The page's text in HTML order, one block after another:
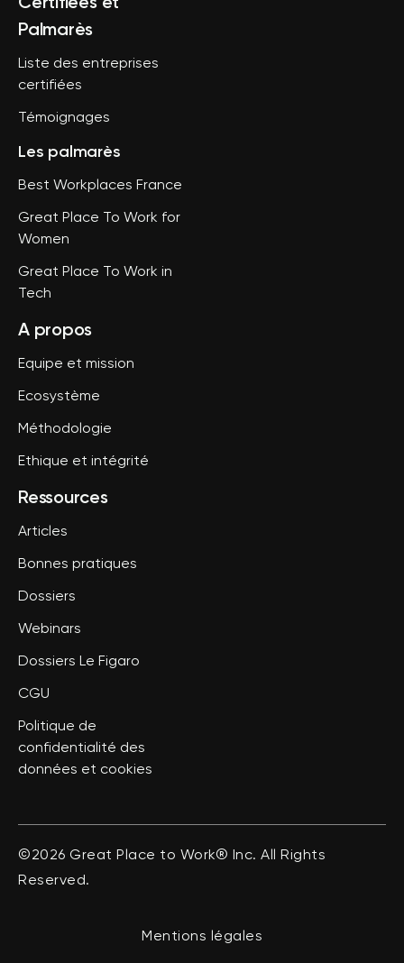
Palmarès
Liste des entreprises
certifiées
Témoignages
Les palmarès
Best Workplaces France
Great Place To Work for
Women
Great Place To Work in
Tech
A propos
Equipe et mission
Ecosystème
Méthodologie
Ethique et intégrité
Ressources
Articles
Bonnes pratiques
Dossiers
Webinars
Dossiers Le Figaro
CGU
Politique de
confidentialité des
données et cookies
©2026 Great Place to Work® Inc. All Rights
Reserved.
Mentions légales